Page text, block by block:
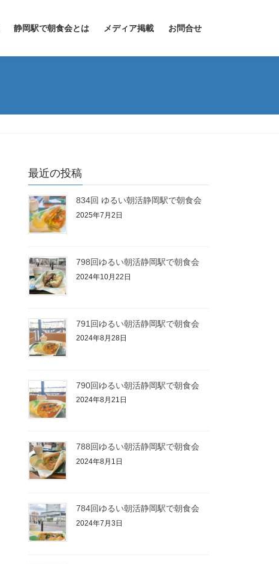
静岡駅で朝食会とは メディア掲載 お問合せ
最近の投稿
834回 ゆるい朝活静岡駅で朝食会
2025年7月2日
798回ゆるい朝活静岡駅で朝食会
2024年10月22日
791回ゆるい朝活静岡駅で朝食会
2024年8月28日
790回ゆるい朝活静岡駅で朝食会
2024年8月21日
788回ゆるい朝活静岡駅で朝食会
2024年8月1日
784回ゆるい朝活静岡駅で朝食会
2024年7月3日